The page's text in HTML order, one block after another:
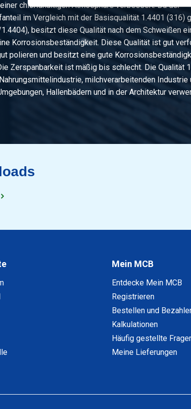
chloridhaltigen Atmosphäre verbessert. Da der
im Vergleich mit der Basisqualität 1.4401 (316)
besitzt diese Qualität nach dem Schweißen
Korrosionsbeständigkeit. Diese Qualität ist gut
polieren und besitzt eine gute
Zerspanbarkeit ist mäßig bis schlecht. Die Qualität
milchverarbeitenden Industrie
Hallenbädern und in der Architektur
Mein MCB
Entdecke Mein MCB
Registrieren
Bestellen und
Kalkulationen
Häufig gestellte
Meine Lieferungen